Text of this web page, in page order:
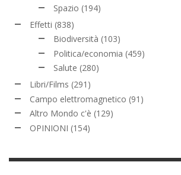
Spazio (194)
Effetti (838)
Biodiversità (103)
Politica/economia (459)
Salute (280)
Libri/Films (291)
Campo elettromagnetico (91)
Altro Mondo c'è (129)
OPINIONI (154)